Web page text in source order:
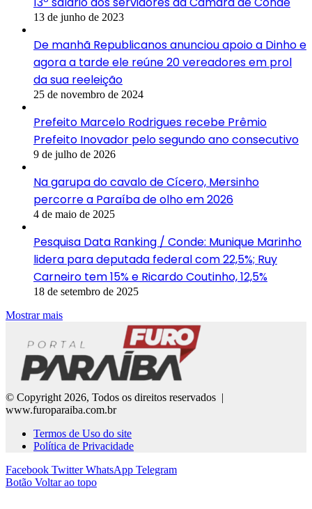
13 de junho de 2023
De manhã Republicanos anunciou apoio a Dinho e
agora a tarde ele reúne 20 vereadores em prol
da sua reeleição
25 de novembro de 2024
Prefeito Marcelo Rodrigues recebe Prêmio
Prefeito Inovador pelo segundo ano consecutivo
9 de julho de 2026
Na garupa do cavalo de Cícero, Mersinho
percorre a Paraíba de olho em 2026
4 de maio de 2025
Pesquisa Data Ranking / Conde: Munique Marinho
lidera para deputada federal com 22,5%; Ruy
Carneiro tem 15% e Ricardo Coutinho, 12,5%
18 de setembro de 2025
Mostrar mais
© Copyright 2026, Todos os direitos reservados |
www.furoparaiba.com.br
Termos de Uso do site
Política de Privacidade
Facebook Twitter WhatsApp Telegram
Botão Voltar ao topo